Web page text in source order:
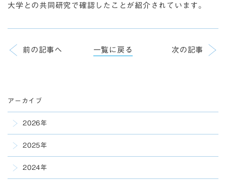
大学との共同研究で確認したことが紹介されています。
前の記事へ 一覧に戻る 次の記事
アーカイブ
2026年
2025年
2024年